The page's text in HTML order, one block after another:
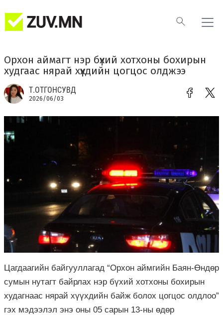
Орхон аймагт нэр бүхий хотхоны бохирын
худгаас нярай хүүхдийн цогцос олджээ
Т.ОТГОНСУВД
2026/06/03
Цагдаагийн байгууллагад “Орхон аймгийн Баян-Өндөр
сумын нутагт байрлах нэр бүхий хотхоны бохирын
худагнаас нярай хүүхдийн байж болох цогцос олдлоо”
гэх мэдээлэл энэ оны 05 сарын 13-ны өдөр